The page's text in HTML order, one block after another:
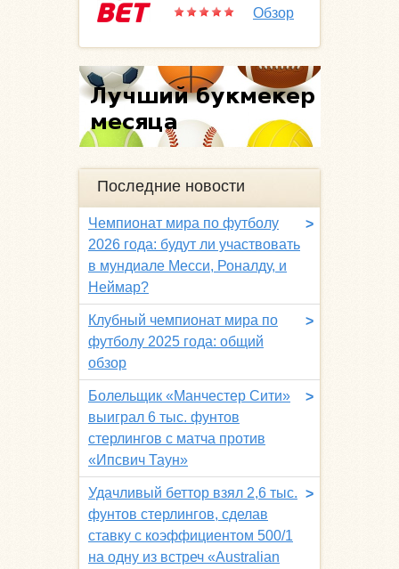
Обзор
Последние новости
>
Чемпионат мира по футболу
2026 года: будут ли участвовать
в мундиале Месси, Роналду, и
Неймар?
>
Клубный чемпионат мира по
футболу 2025 года: общий
обзор
>
Болельщик «Манчестер Сити»
выиграл 6 тыс. фунтов
стерлингов с матча против
«Ипсвич Таун»
>
Удачливый беттор взял 2,6 тыс.
фунтов стерлингов, сделав
ставку с коэффициентом 500/1
на одну из встреч «Australian